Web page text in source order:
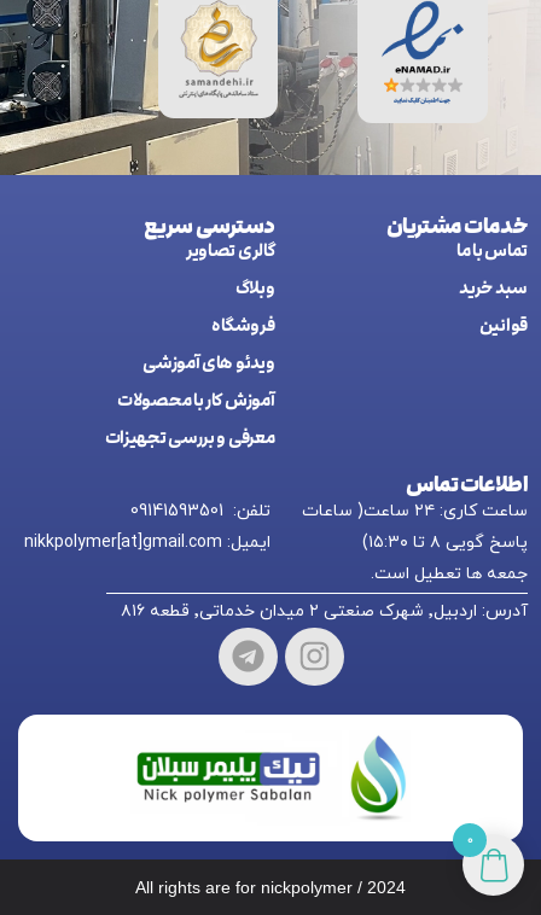
خدمات مشتریان
تماس با ما
سبد خرید
قوانین
دسترسی سریع
گالری تصاویر
وبلاگ
فروشگاه
ويدئو های آموزشی
آموزش کار با محصولات
معرفی و بررسی تجهیزات
اطلاعات تماس
ساعت کاری: ۲۴ ساعت( ساعات
پاسخ گویی ۸ تا ۱۵:۳۰)
جمعه ها تعطیل است.
تلفن: 09141593501
ایمیل: nikkpolymer[at]gmail.com
آدرس: اردبیل٬ شهرک صنعتی ۲ میدان خدماتی٬ قطعه ۸۱۶
All rights are for nickpolymer / 2024
0